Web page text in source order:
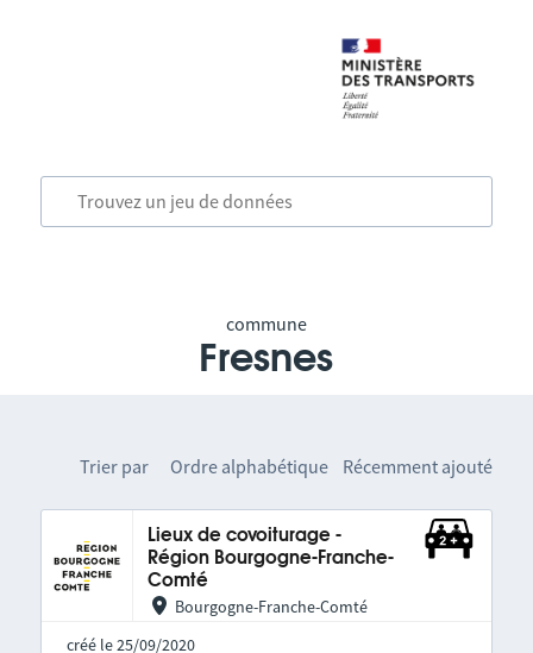
commune
Fresnes
Trier par Ordre alphabétique Récemment ajouté
Lieux de covoiturage -
Région Bourgogne-Franche-
Comté
Bourgogne-Franche-Comté
créé le 25/09/2020